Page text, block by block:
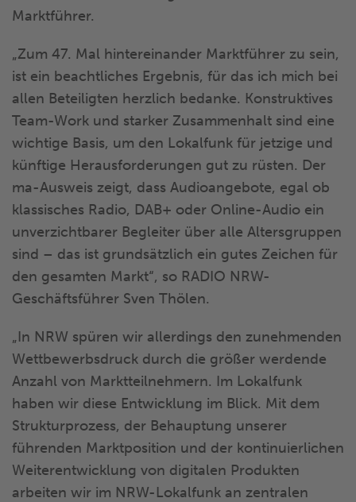
Marktführer.
„Zum 47. Mal hintereinander Marktführer zu sein,
ist ein beachtliches Ergebnis, für das ich mich bei
allen Beteiligten herzlich bedanke. Konstruktives
Team-Work und starker Zusammenhalt sind eine
wichtige Basis, um den Lokalfunk für jetzige und
künftige Herausforderungen gut zu rüsten. Der
ma-Ausweis zeigt, dass Audioangebote, egal ob
klassisches Radio, DAB+ oder Online-Audio ein
unverzichtbarer Begleiter über alle Altersgruppen
sind – das ist grundsätzlich ein gutes Zeichen für
den gesamten Markt“, so RADIO NRW-
Geschäftsführer Sven Thölen.
„In NRW spüren wir allerdings den zunehmenden
Wettbewerbsdruck durch die größer werdende
Anzahl von Marktteilnehmern. Im Lokalfunk
haben wir diese Entwicklung im Blick. Mit dem
Strukturprozess, der Behauptung unserer
führenden Marktposition und der kontinuierlichen
Weiterentwicklung von digitalen Produkten
arbeiten wir im NRW-Lokalfunk an zentralen